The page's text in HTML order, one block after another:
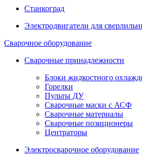
Станкоград
Электродвигатели для
Сварочное оборудование
Сварочные принадлежности
Блоки жидкостного
Горелки
Пульты ДУ
Сварочные маски с АСФ
Сварочные материалы
Сварочные позиционеры
Центраторы
Электросварочное оборудование